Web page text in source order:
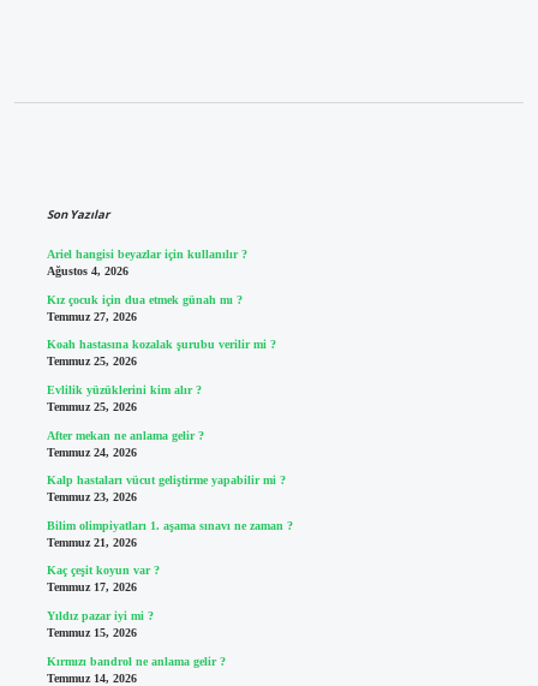
Son Yazılar
Ariel hangisi beyazlar için kullanılır ?
Ağustos 4, 2026
Kız çocuk için dua etmek günah mı ?
Temmuz 27, 2026
Koah hastasına kozalak şurubu verilir mi ?
Temmuz 25, 2026
Evlilik yüzüklerini kim alır ?
Temmuz 25, 2026
After mekan ne anlama gelir ?
Temmuz 24, 2026
Kalp hastaları vücut geliştirme yapabilir mi ?
Temmuz 23, 2026
Bilim olimpiyatları 1. aşama sınavı ne zaman ?
Temmuz 21, 2026
Kaç çeşit koyun var ?
Temmuz 17, 2026
Yıldız pazar iyi mi ?
Temmuz 15, 2026
Kırmızı bandrol ne anlama gelir ?
Temmuz 14, 2026